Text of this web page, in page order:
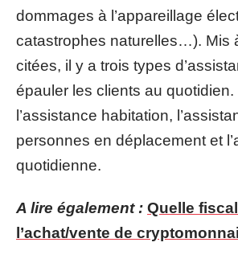
dommages à l’appareillage
catastrophes naturelles…). Mis
citées, il y a trois types
épauler les clients au quotidien.
l’assistance habitation,
personnes en déplacement et
quotidienne.
A lire également : Quelle
l’achat/vente de